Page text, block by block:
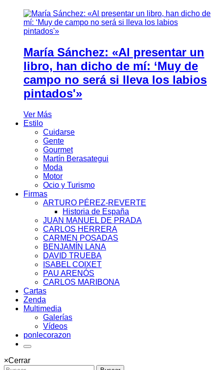
María Sánchez: «Al presentar un
libro, han dicho de mí: ‘Muy de
campo no será si lleva los labios
pintados'»
Ver Más
Estilo
Cuidarse
Gente
Gourmet
Martín Berasategui
Moda
Motor
Ocio y Turismo
Firmas
ARTURO PÉREZ-REVERTE
Historia de España
JUAN MANUEL DE PRADA
CARLOS HERRERA
CARMEN POSADAS
BENJAMÍN LANA
DAVID TRUEBA
ISABEL COIXET
PAU ARENÓS
CARLOS MARIBONA
Cartas
Zenda
Multimedia
Galerías
Vídeos
ponlecorazon
×Cerrar